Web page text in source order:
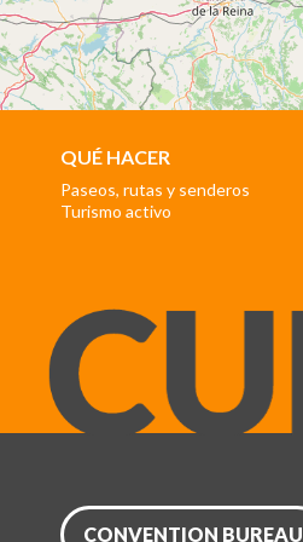
QUÉ HACER
Paseos, rutas y senderos
Turismo activo
CONVENTION BUREAU